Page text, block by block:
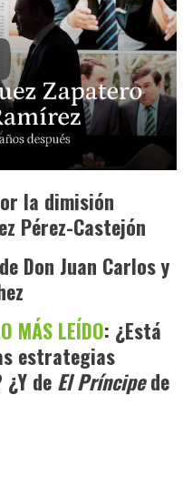
la dimisión
Pérez-Castejón
Don Juan Carlos y
MÁS LEÍDO: ¿Está
estrategias
de El Príncipede